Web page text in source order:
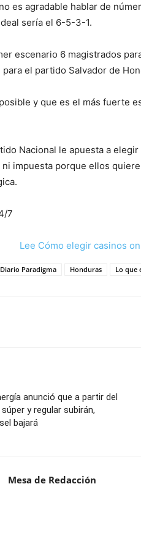
es agradable hablar de
sería el 6-5-3-1.
escenario 6 magistrados
para el partido Salvador de
y que es el más fuerte
Nacional le apuesta a
impuesta porque ellos
7
Lee Cómo elegir casinos
Diario Paradigma Honduras Lo que
anunció que a partir del
y regular subirán,
bajará
Mesa de Redacción